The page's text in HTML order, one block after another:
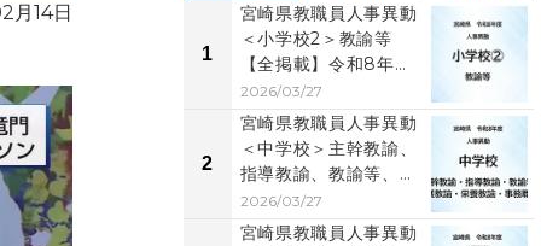
月14日
1
宮崎県教職員人事異動
＜小学校2＞教諭等
【全掲載】令和8年
度 あなたの恩師はど
の学...
2026/03/27
2
宮崎県教職員人事異動
＜中学校＞主幹教諭、
指導教諭、教諭等、養
護教諭、栄養教諭、
事...
2026/03/27
宮崎県教職員人事異動